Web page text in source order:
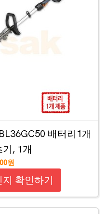
배터리1개
, 1개
원
확인하기